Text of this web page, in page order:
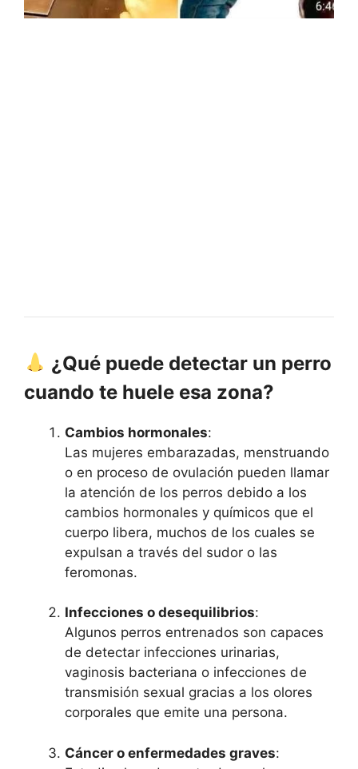
¿Qué puede detectar un perro
cuando te huele esa zona?
Cambios hormonales:
Las mujeres embarazadas, menstruando
o en proceso de ovulación pueden llamar
la atención de los perros debido a los
cambios hormonales y químicos que el
cuerpo libera, muchos de los cuales se
expulsan a través del sudor o las
feromonas.
Infecciones o desequilibrios:
Algunos perros entrenados son capaces
de detectar infecciones urinarias,
vaginosis bacteriana o infecciones de
transmisión sexual gracias a los olores
corporales que emite una persona.
Cáncer o enfermedades graves: